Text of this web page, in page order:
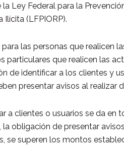
Ley Federal para la
Ilícita (LFPIORP).
las personas que realicen
particulares que realicen las
de identificar a los clientes y
presentar avisos al realizar
a clientes o usuarios se da en
la obligación de presentar
se superen los montos